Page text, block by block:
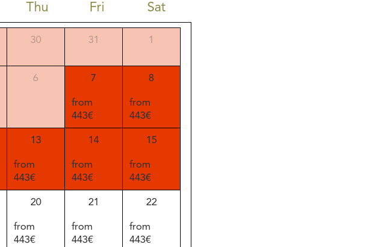
Thu Fri Sat
30 31 1
6 7 8
from
443€
from
443€
13 14 15
from
443€
from
443€
from
443€
20 21 22
from
443€
from
443€
from
443€